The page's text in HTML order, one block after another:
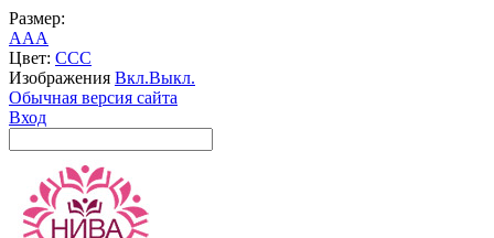
Размер:
AAA
Цвет: CCC
Изображения Вкл.Выкл.
Обычная версия сайта
Вход